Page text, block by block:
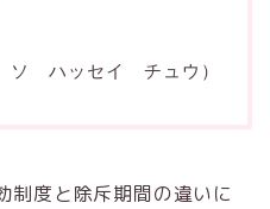
ソ ハッセイ チュウ）
制度と除斥期間の違いに